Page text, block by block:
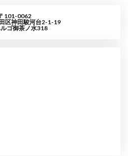
101-0062
区神田駿河台2-1-19
ゴ御茶ノ水318